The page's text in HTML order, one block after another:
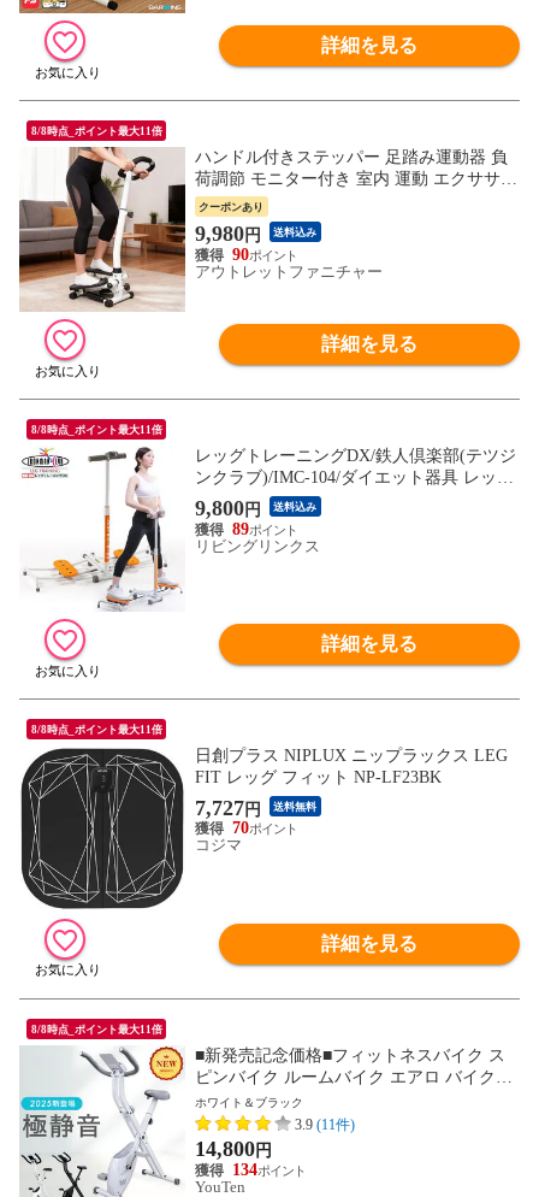
詳細を見る
8/8時点_ポイント最大11倍
ハンドル付きステッパー 足踏み運動器 負
荷調節 モニター付き 室内 運動 エクササイ
ズ
クーポンあり
9,980円 送料込み
90
アウトレットファニチャー
詳細を見る
8/8時点_ポイント最大11倍
レッグトレーニングDX/鉄人倶楽部(テツジ
ンクラブ)/IMC-104/ダイエット器具 レッグ
マシン レッグマシーン ダイエット 足 ヒッ
プ 太もも 脚 尻 腹筋 ステッパー 目指せ美
レッグ マジック（魔法）のようにみるみる
9,800円 送料込み
89
リビングリンクス
詳細を見る
8/8時点_ポイント最大11倍
日創プラス NIPLUX ニップラックス LEG
FIT レッグ フィット NP-LF23BK
7,727円 送料無料
70
コジマ
詳細を見る
8/8時点_ポイント最大11倍
■新発売記念価格■フィットネスバイク ス
ピンバイク ルームバイク エアロ バイクビ
クス 高齢者 筋トレ ダイエット器具 健康器
具 有酸素運動 家庭用 静音 折り畳み 連続
使用 120分 マグネット マシン 室内
ホワイト＆ブラック
3.9 (11件)
14,800円
134
YouTen